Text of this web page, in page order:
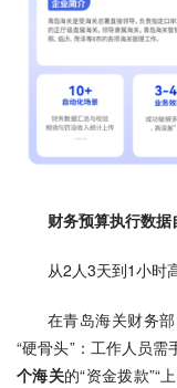
财务预算执行数据
从2人3天到1小时
在青岛海关财务部
“硬骨头”：工作人员需
个海关的“资金拨款”“